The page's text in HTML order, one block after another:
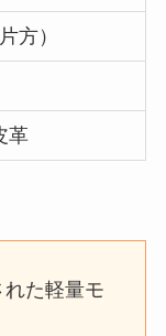
方）
革
た軽量モ